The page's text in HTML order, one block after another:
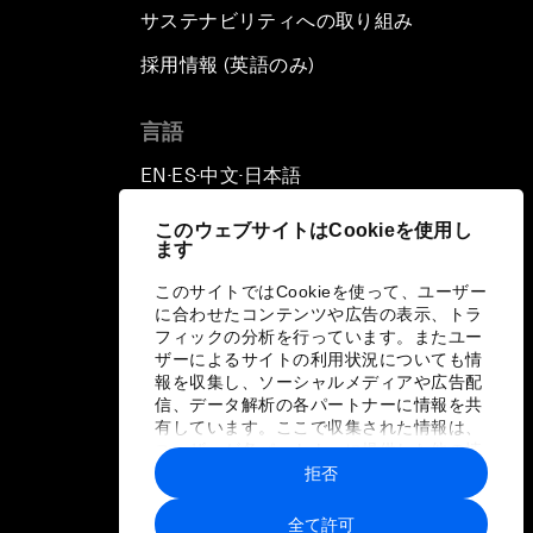
このウェブサイトはCookieを使用し
ます
このサイトではCookieを使って、ユーザー
に合わせたコンテンツや広告の表示、トラ
フィックの分析を行っています。またユー
ザーによるサイトの利用状況についても情
報を収集し、ソーシャルメディアや広告配
信、データ解析の各パートナーに情報を共
有しています。ここで収集された情報は、
ユーザーが各パートナーに提供した他の情
報や各パートナーのサービスを使用した際
に収集された情報と組み合わされ、各パー
トナーによって使用されることがありま
全て許可
拒否
サステナビリティへの取り組み
採用情報 (英語のみ)
言語
EN ▪ ES▪中文▪ 日本語